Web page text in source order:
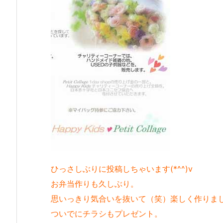
ひっさしぶりに投稿しちゃいます(*^^)v
お弁当作りも久しぶり。
思いっきり気合いを抜いて（笑）楽しく作りま
ついでにチラシもプレゼント。